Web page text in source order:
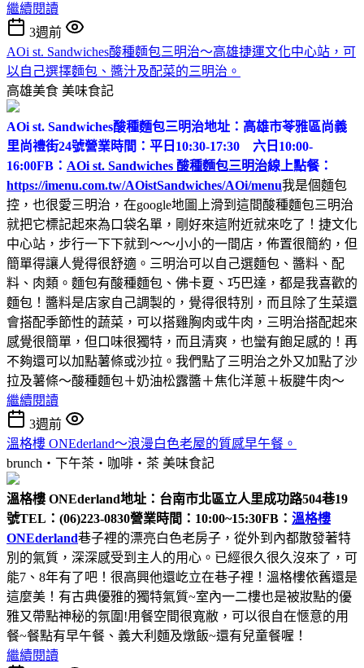
繼續閱讀
3週前
AOi st. Sandwiches酸種麵包三明治～高雄捷運文化中心站，可
以自己選擇麵包、醬汁及配菜的三明治。
高雄美食 美味食記
AOi st. Sandwiches酸種麵包三明治地址：高雄市苓雅區尚義
里尚禮街24號營業時間：平日10:30-17:30 六日10:00-
16:00FB： AOi st. Sandwiches 酸種麵包三明治線上點餐：
https://imenu.com.tw/AOistSandwiches/AOi/menu我是個麵包
控，也很愛三明治，在google地圖上滑到這間酸種麵包三明治
就把它標記起來為口袋名單，剛好來這附近就來吃了！捷文化
中心站，步行一下下就到～～小小的一間店，佈置很簡約，但
簡單得讓人覺得很舒適。三明治可以自己選麵包、醬料、配
料、肉類。麵包有酸種麵包、佛卡夏、巧巴達，都是我喜歡的
麵包！醬料是店家自己調製的，覺得很特別，而且除了生菜還
會搭配季節性的蔬菜，可以搭雞胸肉或牛肉，三明治搭配起來
感覺很簡單，但口味很獨特，而且清爽，也蠻有飽足感的！再
不夠還可以加點薯條或沙拉。我們點了三明治之外又加點了沙
拉及薯條～酸種麵包＋奶油松露醬＋焦化洋蔥＋板腱牛肉～
繼續閱讀
3週前
溫格樓 ONEderland～浪漫白色老屋的質感早午餐。
brunch‧下午茶‧咖啡‧茶 美味食記
溫格樓 ONEderland地址：台南市北區立人里成功路504巷19
號TEL：(06)223-0830營業時間：10:00~15:30FB： 溫格樓
ONEderland巷子裡的漂亮白色老房子，從外到內都散發著特
別的氣質，深深感受到主人的用心。已經很久很久沒來了，可
能7、8年有了吧！很高興他還屹立在巷子裡！溫格樓依舊還是
這麼美！有古典優雅的獨特氣質~室內一二樓也是被妝點的優
雅又帶點神秘的氛圍!用餐空間很寬敝，可以很自在愜意的用
餐~餐點有早午餐、義大利麵及燉飯~還有兒童餐喔！
繼續閱讀